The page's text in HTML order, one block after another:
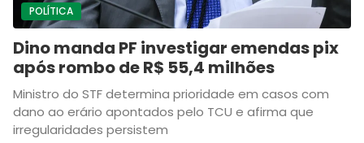
POLÍTICA
Dino manda PF investigar emendas pix
após rombo de R$ 55,4 milhões
Ministro do STF determina prioridade em casos com
dano ao erário apontados pelo TCU e afirma que
irregularidades persistem